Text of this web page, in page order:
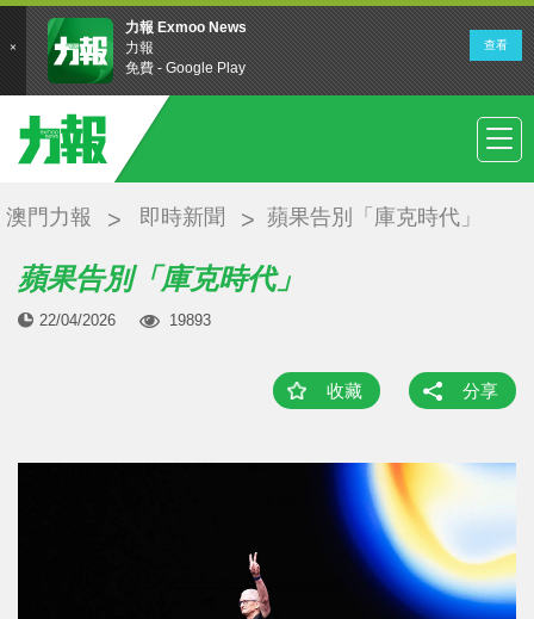
澳門力報 即時新聞 蘋果告別「庫克時代」
蘋果告別「庫克時代」
22/04/2026 19893
收藏 分享